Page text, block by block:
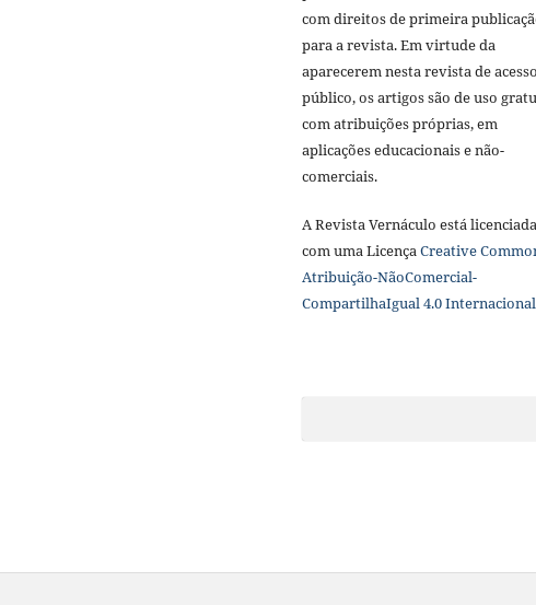
com direitos de primeira
para a revista. Em virtude da
aparecerem nesta revista de acesso
público, os artigos são de uso
com atribuições próprias, em
aplicações educacionais e não-
comerciais.
A Revista Vernáculo está licenciada
com uma LicençaCreative
Atribuição-NãoComercial-
CompartilhaIgual 4.0 Internacional